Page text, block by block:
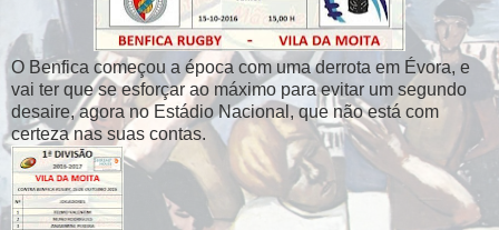
O Benfica começou a época com uma derrota em Évora, e
vai ter que se esforçar ao máximo para evitar um segundo
desaire, agora no Estádio Nacional, que não está com
certeza nas suas contas.